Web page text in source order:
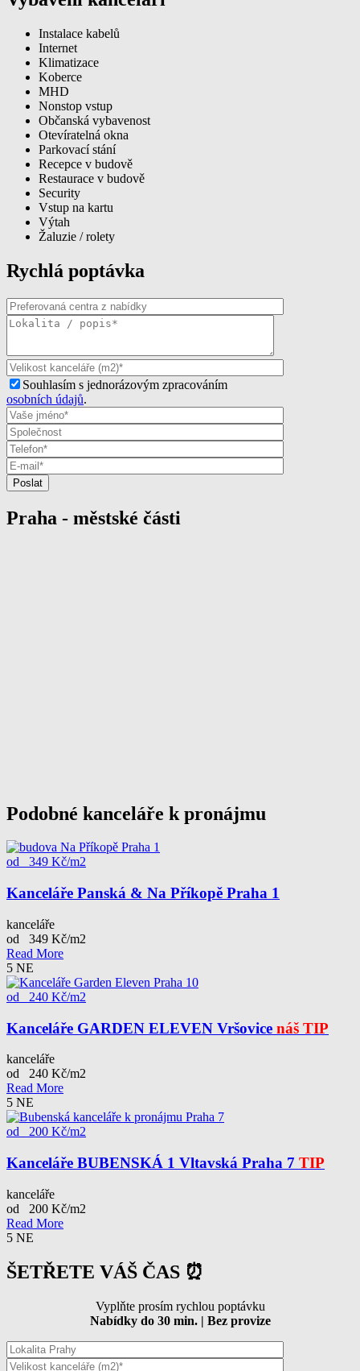
Instalace kabelů
Internet
Klimatizace
Koberce
MHD
Nonstop vstup
Občanská vybavenost
Otevíratelná okna
Parkovací stání
Recepce v budově
Restaurace v budově
Security
Vstup na kartu
Výtah
Žaluzie / rolety
Rychlá poptávka
Souhlasím s jednorázovým zpracováním
osobních údajů.
Praha - městské části
Podobné kanceláře k pronájmu
od 349 Kč/m2
Kanceláře Panská & Na Příkopě Praha 1
kanceláře
od 349 Kč/m2
Read More
5 NE
od 240 Kč/m2
Kanceláře GARDEN ELEVEN Vršovice náš TIP
kanceláře
od 240 Kč/m2
Read More
5 NE
od 200 Kč/m2
Kanceláře BUBENSKÁ 1 Vltavská Praha 7 TIP
kanceláře
od 200 Kč/m2
Read More
5 NE
ŠETŘETE VÁŠ ČAS ⏰
Vyplňte prosím rychlou poptávku
Nabídky do 30 min. | Bez provize